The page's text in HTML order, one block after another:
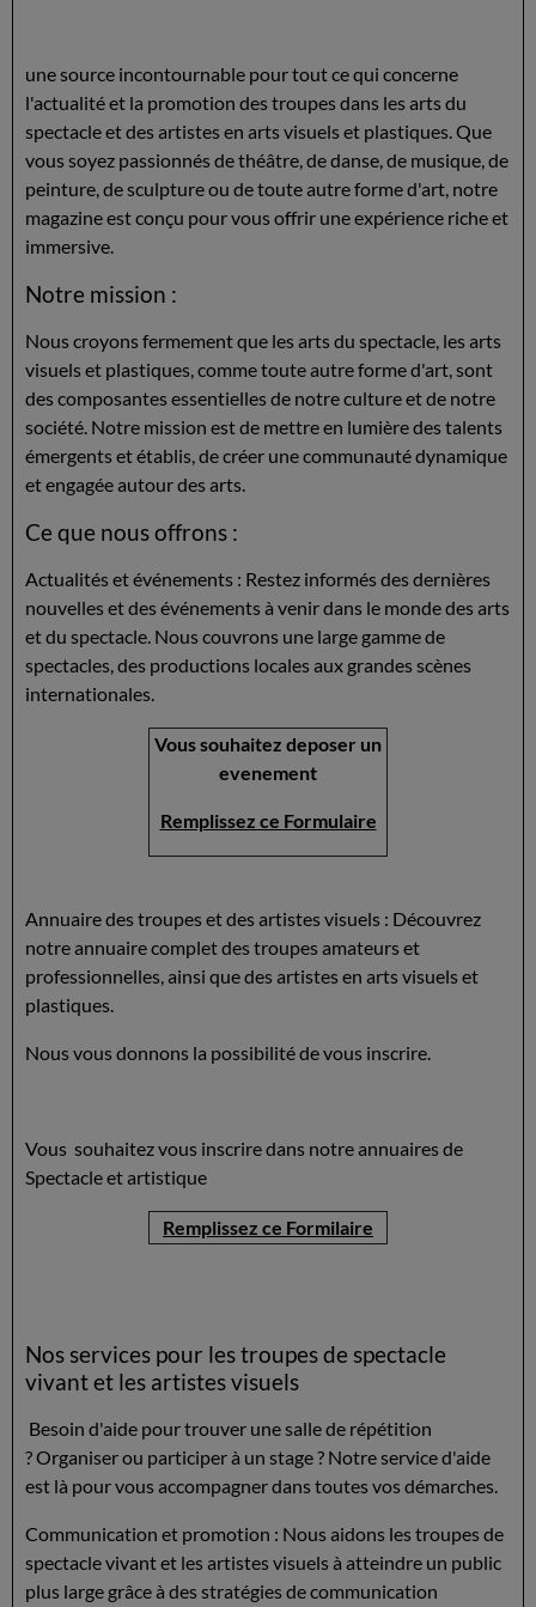
une source incontournable pour tout ce qui concerne
l'actualité et la promotion des troupes dans les arts du
spectacle et des artistes en arts visuels et plastiques. Que
vous soyez passionnés de théâtre, de danse, de musique, de
peinture, de sculpture ou de toute autre forme d'art, notre
magazine est conçu pour vous offrir une expérience riche et
immersive.
Notre mission :
Nous croyons fermement que les arts du spectacle, les arts
visuels et plastiques, comme toute autre forme d'art, sont
des composantes essentielles de notre culture et de notre
société. Notre mission est de mettre en lumière des talents
émergents et établis, de créer une communauté dynamique
et engagée autour des arts.
Ce que nous offrons :
Actualités et événements : Restez informés des dernières
nouvelles et des événements à venir dans le monde des arts
et du spectacle. Nous couvrons une large gamme de
spectacles, des productions locales aux grandes scènes
internationales.
Vous souhaitez deposer un
evenement
Remplissez ce Formulaire
Annuaire des troupes et des artistes visuels : Découvrez
notre annuaire complet des troupes amateurs et
professionnelles, ainsi que des artistes en arts visuels et
plastiques.
Nous vous donnons la possibilité de vous inscrire.
Vous souhaitez vous inscrire dans notre annuaires de
Spectacle et artistique
Remplissez ce Formilaire
Nos services pour les troupes de spectacle
vivant et les artistes visuels
Besoin d'aide pour trouver une salle de répétition
? Organiser ou participer à un stage ? Notre service d'aide
est là pour vous accompagner dans toutes vos démarches.
Communication et promotion : Nous aidons les troupes de
spectacle vivant et les artistes visuels à atteindre un public
plus large grâce à des stratégies de communication